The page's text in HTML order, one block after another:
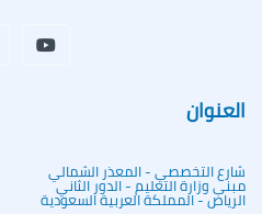
العنوان
شارع التخصصي - المعذر الشمالي
مبنى وزارة التعليم - الدور الثاني
الرياض - المملكة العربية السعودية